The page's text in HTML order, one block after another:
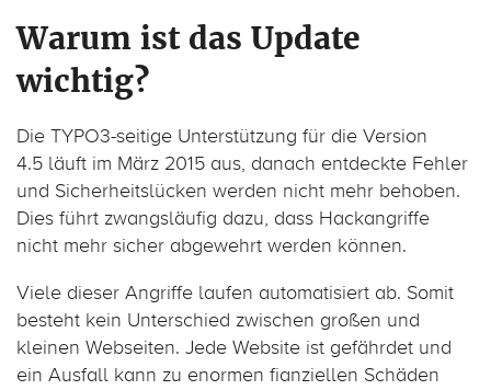
Warum istdas Update
wichtig?
Die TYPO3-seitige Unterstützung für die Version
4.5 läuft im März 2015 aus, danach entdeckte Fehler
und Sicherheitslücken werden nicht mehr behoben.
Dies führt zwangsläufig dazu, dass Hackangriffe
nicht mehr sicher abgewehrt werden können.
Viele dieser Angriffe laufen automatisiert ab. Somit
besteht kein Unterschied zwischen großen und
kleinen Webseiten. Jede Website ist gefährdet und
ein Ausfall kann zu enormen fianziellen Schäden